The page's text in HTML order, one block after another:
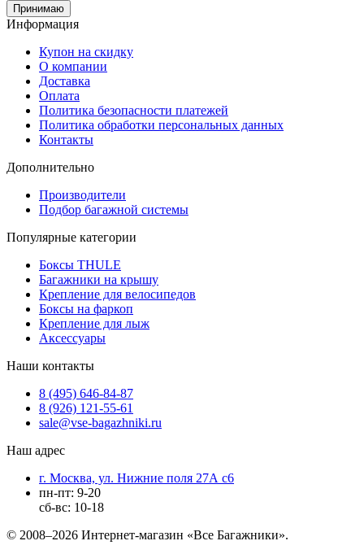
Принимаю
Информация
Купон на скидку
О компании
Доставка
Оплата
Политика безопасности платежей
Политика обработки персональных данных
Контакты
Дополнительно
Производители
Подбор багажной системы
Популярные категории
Боксы THULE
Багажники на крышу
Крепление для велосипедов
Боксы на фаркоп
Крепление для лыж
Аксессуары
Наши контакты
8 (495) 646-84-87
8 (926) 121-55-61
sale@vse-bagazhniki.ru
Наш адрес
г. Москва, ул. Нижние поля 27А с6
пн-пт: 9-20
сб-вс: 10-18
© 2008–2026 Интернет-магазин «Все Багажники».